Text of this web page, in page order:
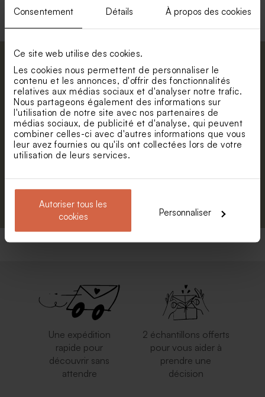
Consentement Détails À propos des cookies
Ce site web utilise des cookies.
Les cookies nous permettent de personnaliser le
contenu et les annonces, d'offrir des fonctionnalités
relatives aux médias sociaux et d'analyser notre trafic.
Nous partageons également des informations sur
l'utilisation de notre site avec nos partenaires de
médias sociaux, de publicité et d'analyse, qui peuvent
combiner celles-ci avec d'autres informations que vous
leur avez fournies ou qu'ils ont collectées lors de votre
utilisation de leurs services.
Autoriser tous les
cookies
Personnaliser
Abonnez-vous à la newsletter et restez
informé. Petite surprise : bénéficiez de 5%
de réduction.
Prénom
E-mail
S'abonner
Une expédition
rapide pour
découvrir sans
attendre
2 échantillons offerts
pour vous aider à
prendre une
décision